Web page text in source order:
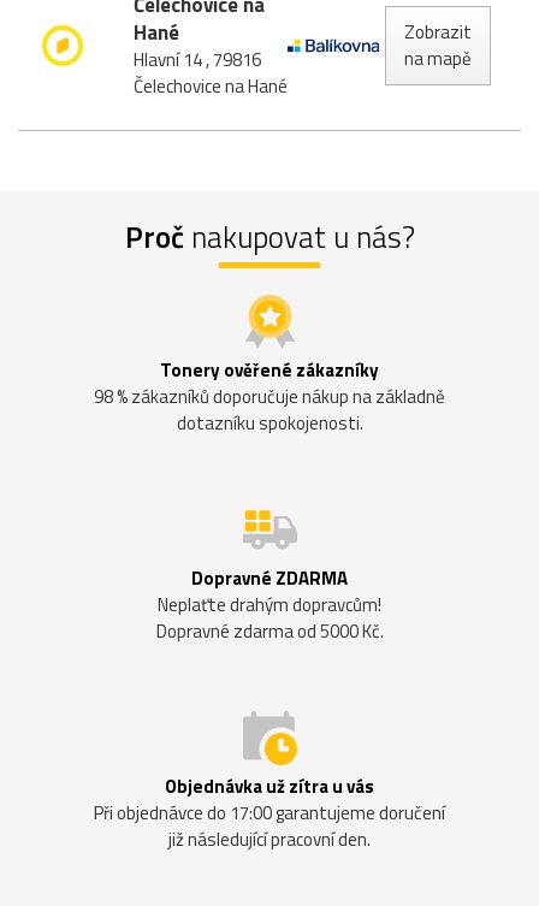
Hané
Hlavní 14 , 79816
Čelechovice na Hané
Zobrazit
na mapě
Proč nakupovat u nás?
Tonery ověřené zákazníky
98 % zákazníků doporučuje nákup na základně
dotazníku spokojenosti.
Dopravné ZDARMA
Neplaťte drahým dopravcům!
Dopravné zdarma od 5000 Kč.
Objednávka už zítra u vás
Při objednávce do 17:00 garantujeme doručení
již následující pracovní den.